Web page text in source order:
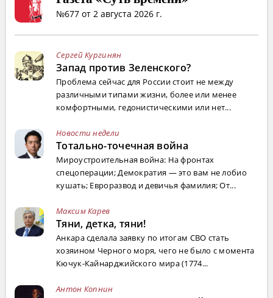
№677 от 2 августа 2026 г.
Сергей Кургинян
Запад против Зеленского?
Проблема сейчас для России стоит не между
различными типами жизни, более или менее
комфортными, гедонистическими или нет...
Новости недели
Тотально-точечная война
Мироустроительная война: На фронтах
спецоперации; Демократия — это вам не лобио
кушать; Евроразвод и девичья фамилия; От...
Максим Карев
Тяни, детка, тяни!
Анкара сделала заявку по итогам СВО стать
хозяином Черного моря, чего не было с момента
Кючук-Кайнарджийского мира (1774...
Антон Копнин